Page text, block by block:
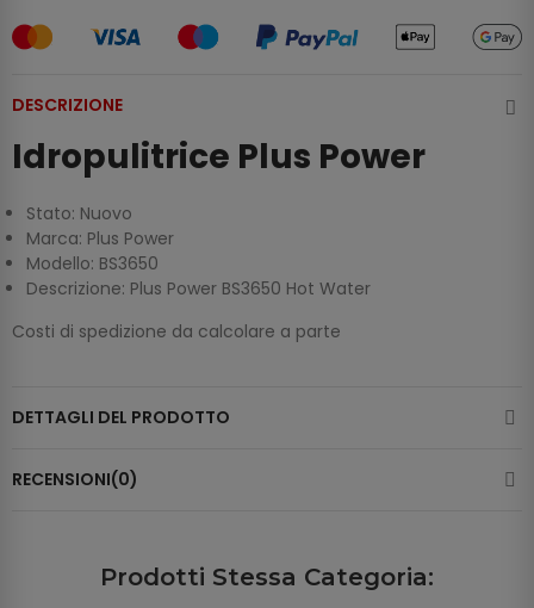
DESCRIZIONE
Idropulitrice Plus Power
Stato: Nuovo
Marca: Plus Power
Modello: BS3650
Descrizione: Plus Power BS3650 Hot Water
Costi di spedizione da calcolare a parte
DETTAGLI DEL PRODOTTO
RECENSIONI(0)
Prodotti Stessa Categoria: